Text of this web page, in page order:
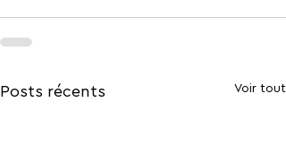
Posts récents Voir tout